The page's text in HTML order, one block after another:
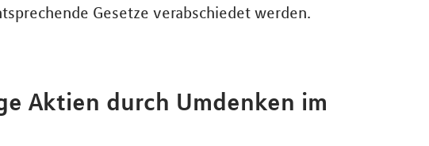
Gesetze verabschiedet werden.
Aktien durch Umdenken im